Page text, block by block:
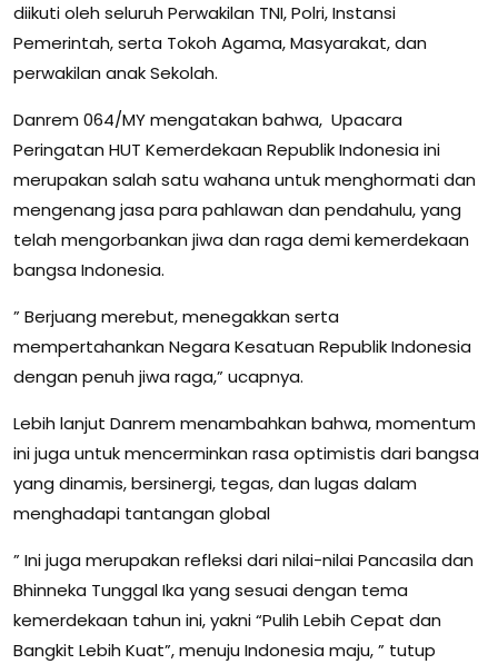
diikuti oleh seluruh Perwakilan TNI, Polri, Instansi
Pemerintah, serta Tokoh Agama, Masyarakat, dan
perwakilan anak Sekolah.
Danrem 064/MY mengatakan bahwa, Upacara
Peringatan HUT Kemerdekaan Republik Indonesia ini
merupakan salah satu wahana untuk menghormati dan
mengenang jasa para pahlawan dan pendahulu, yang
telah mengorbankan jiwa dan raga demi kemerdekaan
bangsa Indonesia.
” Berjuang merebut, menegakkan serta
mempertahankan Negara Kesatuan Republik Indonesia
dengan penuh jiwa raga,” ucapnya.
Lebih lanjut Danrem menambahkan bahwa, momentum
ini juga untuk mencerminkan rasa optimistis dari bangsa
yang dinamis, bersinergi, tegas, dan lugas dalam
menghadapi tantangan global
” Ini juga merupakan refleksi dari nilai-nilai Pancasila dan
Bhinneka Tunggal Ika yang sesuai dengan tema
kemerdekaan tahun ini, yakni “Pulih Lebih Cepat dan
Bangkit Lebih Kuat”, menuju Indonesia maju, ” tutup